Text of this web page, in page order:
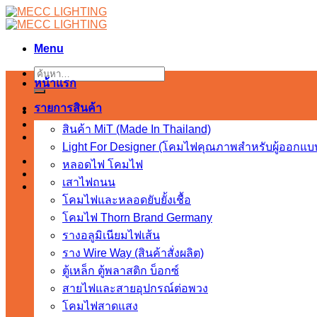
Skip
to
Menu
ค้นหา:
หน้าแรก
รายการสินค้า
สินค้า MiT (Made In Thailand)
Light For Designer (โคมไฟคุณภาพสำหรับผู้ออกแบ
หลอดไฟ โคมไฟ
เสาไฟถนน
โคมไฟและหลอดยับยั้งเชื้อ
โคมไฟ Thorn Brand Germany
รางอลูมิเนียมไฟเส้น
ราง Wire Way (สินค้าสั่งผลิต)
ตู้เหล็ก ตู้พลาสติก บ็อกซ์
สายไฟและสายอุปกรณ์ต่อพวง
โคมไฟสาดแสง